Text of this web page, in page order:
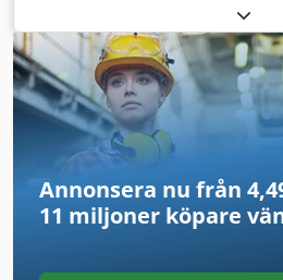
Annonsera nu från
11 miljoner köpare